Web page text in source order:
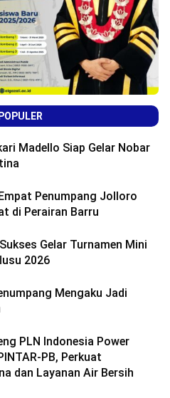
Madello Siap Gelar Nobar
Penumpang Jolloro
di Perairan Barru
Gelar Turnamen Mini
2026
Mengaku Jadi
PLN Indonesia Power
PB, Perkuat
dan Layanan Air Bersih